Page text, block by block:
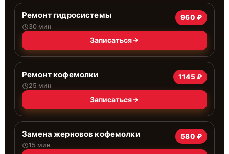
Ремонт гидросистемы
30 мин
960 ₽
Записаться
Ремонт кофемолки
25 мин
1145 ₽
Записаться
Замена жерновов кофемолки
15 мин
580 ₽